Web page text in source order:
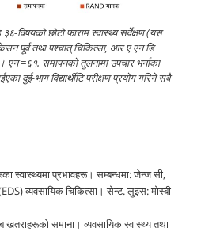
विषयको छोटो फाराम स्वास्थ्य सर्वेक्षण (यस
पूर्व तथा पश्चात् चिकित्सा, आर ए एन डि
एन=६१. समापनको तुलनामा उपचार भर्नाका
दुई-भाग विद्यार्थीटिपरीक्षण प्रयोग गरिने सबै
प्रभावहरू। सम्बन्धमा: जेन्ज सी,
व्यवसायिक चिकित्सा। सेन्ट. लुइस: मोस्बी
समाना। व्यवसायिक स्वास्थ्य तथा